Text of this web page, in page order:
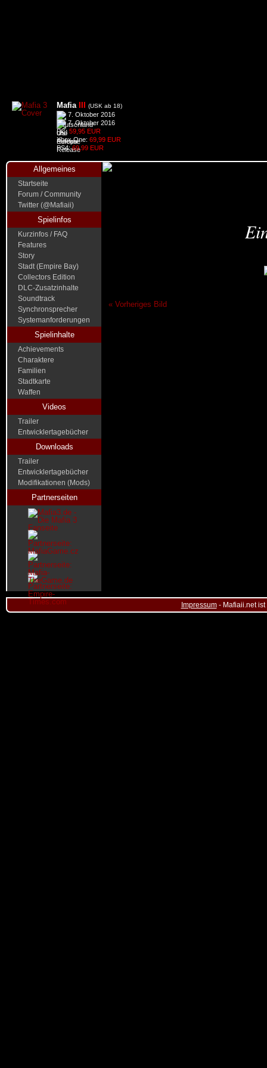
Mafia (USK ab 18)
7. Oktober 2016
7. Oktober 2016
PC: 59,95 EUR
Xbox One: 69,99 EUR
PS4:69,99 EUR
Allgemeines
Startseite
Forum / Community
Twitter (@Mafiaii)
Spielinfos
Kurzinfos / FAQ
Features
Story
Stadt (Empire Bay)
Collectors Edition
DLC-Zusatzinhalte
Soundtrack
Synchronsprecher
Systemanforderungen
Spielinhalte
Achievements
Charaktere
Familien
Stadtkarte
Waffen
Videos
Trailer
Entwicklertagebücher
Downloads
Trailer
Entwicklertagebücher
Modifikationen (Mods)
Partnerseiten
« Vorheriges Bild
Impressum- Mafiaii.net ist